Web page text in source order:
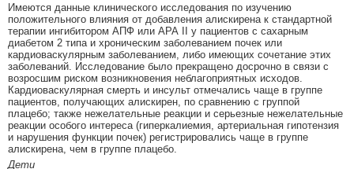
Имеются данные клинического исследования по изучению
положительного влияния от добавления алискирена к стандартной
терапии ингибитором АПФ или АРА II у пациентов с сахарным
диабетом 2 типа и хроническим заболеванием почек или
кардиоваскулярным заболеванием, либо имеющих сочетание этих
заболеваний. Исследование было прекращено досрочно в связи с
возросшим риском возникновения неблагоприятных исходов.
Кардиоваскулярная смерть и инсульт отмечались чаще в группе
пациентов, получающих алискирен, по сравнению с группой
плацебо; также нежелательные реакции и серьезные нежелательные
реакции особого интереса (гиперкалиемия, артериальная гипотензия
и нарушения функции почек) регистрировались чаще в группе
алискирена, чем в группе плацебо.
Дети